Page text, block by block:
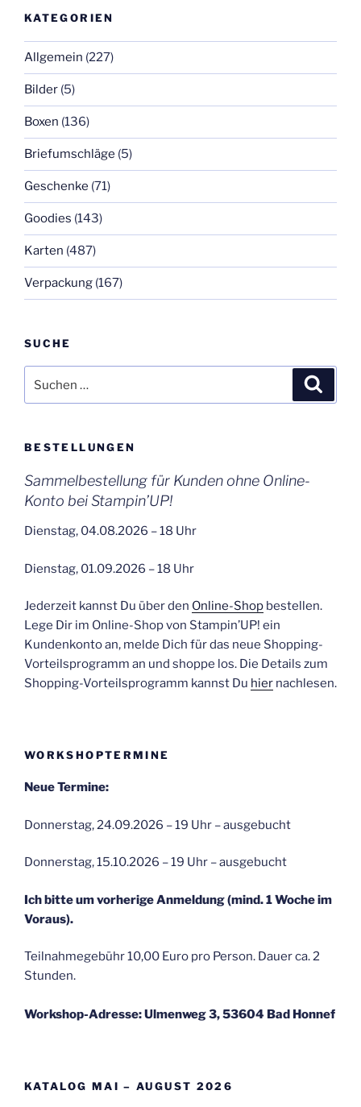
KATEGORIEN
Allgemein (227)
Bilder (5)
Boxen (136)
Briefumschläge (5)
Geschenke (71)
Goodies (143)
Karten (487)
Verpackung (167)
SUCHE
nach:
BESTELLUNGEN
Sammelbestellung für Kunden ohne Online-
Konto bei Stampin’UP!
Dienstag, 04.08.2026 – 18 Uhr
Dienstag, 01.09.2026 – 18 Uhr
Jederzeit kannst Du über den Online-Shop bestellen.
Lege Dir im Online-Shop von Stampin’UP! ein
Kundenkonto an, melde Dich für das neue Shopping-
Vorteilsprogramm an und shoppe los. Die Details zum
Shopping-Vorteilsprogramm kannst Du hier nachlesen.
WORKSHOPTERMINE
Neue Termine:
Donnerstag, 24.09.2026 – 19 Uhr – ausgebucht
Donnerstag, 15.10.2026 – 19 Uhr – ausgebucht
Ich bitte um vorherige Anmeldung (mind. 1 Woche im
Voraus).
Teilnahmegebühr 10,00 Euro pro Person. Dauer ca. 2
Stunden.
Workshop-Adresse: Ulmenweg 3, 53604 Bad Honnef
KATALOG MAI – AUGUST 2026